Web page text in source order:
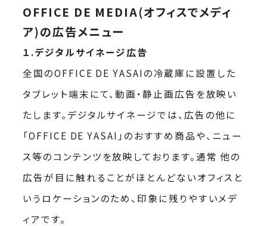
OFFICE DE MEDIA(オフィスでメディ
ア)の広告メニュー
１.デジタルサイネージ広告
全国のOFFICE DE YASAIの冷蔵庫に設置した
タブレット端末にて、動画・静止画広告を放映い
たします。デジタルサイネージでは、広告の他に
「OFFICE DE YASAI」のおすすめ商品や、ニュー
ス等のコンテンツを放映しております。通常 他の
広告が目に触れることがほとんどないオフィスと
いうロケーションのため、印象に残りやすいメデ
ィアです。